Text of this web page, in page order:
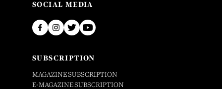
SOCIAL MEDIA
SUBSCRIPTION
MAGAZINE SUBSCRIPTION
E-MAGAZINE SUBSCRIPTION